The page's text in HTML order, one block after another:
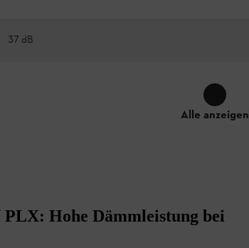
37 dB
Alle anzeigen
Hohe Dämmleistung bei